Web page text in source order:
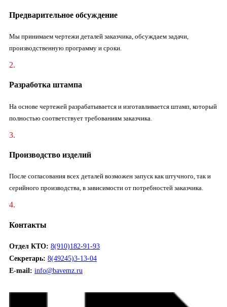
Предварительное обсуждение
Мы принимаем чертежи деталей заказчика, обсуждаем задачи,
производственную программу и сроки.
2.
Разработка штампа
На основе чертежей разрабатывается и изготавливается штамп, который
полностью соответствует требованиям заказчика.
3.
Производство изделий
После согласования всех деталей возможен запуск как штучного, так и
серийного производства, в зависимости от потребностей заказчика.
4.
Контакты
Отдел КТО: 8(910)182-91-93
Секретарь: 8(49245)3-13-04
E-mail: info@bavemz.ru